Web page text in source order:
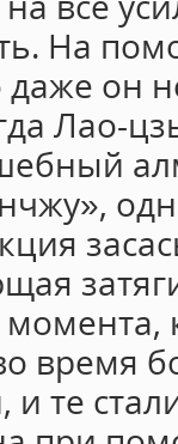
На
он
Лао-
время
и те